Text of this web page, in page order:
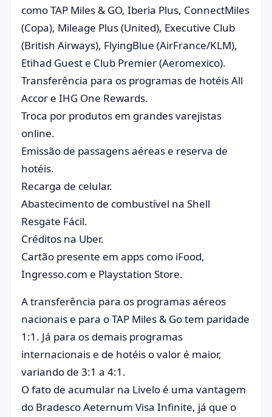
como TAP Miles & GO, Iberia Plus, ConnectMiles
(Copa), Mileage Plus (United), Executive Club
(British Airways), FlyingBlue (AirFrance/KLM),
Etihad Guest e Club Premier (Aeromexico).
Transferência para os programas de hotéis All
Accor e IHG One Rewards.
Troca por produtos em grandes varejistas
online.
Emissão de passagens aéreas e reserva de
hotéis.
Recarga de celular.
Abastecimento de combustível na Shell
Resgate Fácil.
Créditos na Uber.
Cartão presente em apps como iFood,
Ingresso.com e Playstation Store.
A transferência para os programas aéreos
nacionais e para o TAP Miles & Go tem paridade
1:1. Já para os demais programas
internacionais e de hotéis o valor é maior,
variando de 3:1 a 4:1.
O fato de acumular na Livelo é uma vantagem
do Bradesco Aeternum Visa Infinite, já que o